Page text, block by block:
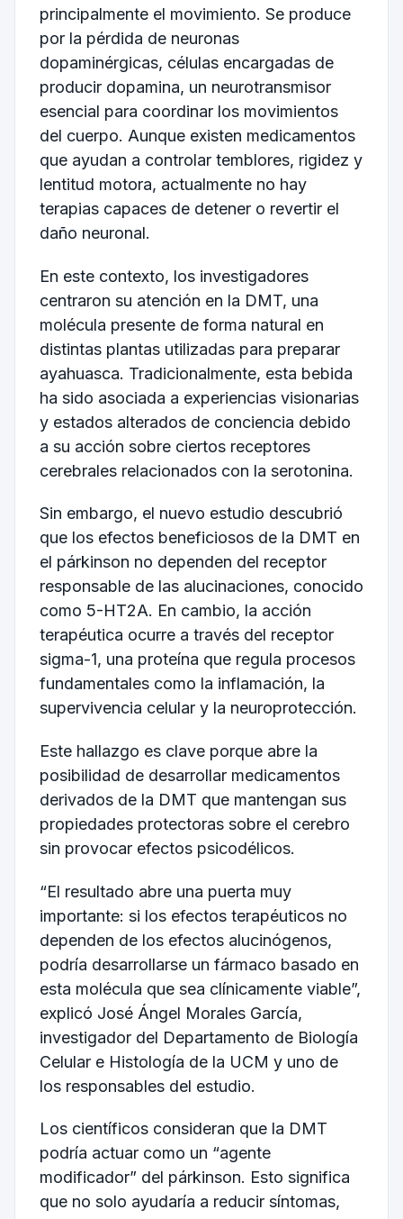
principalmente el movimiento. Se produce
por la pérdida de neuronas
dopaminérgicas, células encargadas de
producir dopamina, un neurotransmisor
esencial para coordinar los movimientos
del cuerpo. Aunque existen medicamentos
que ayudan a controlar temblores, rigidez y
lentitud motora, actualmente no hay
terapias capaces de detener o revertir el
daño neuronal.
En este contexto, los investigadores
centraron su atención en la DMT, una
molécula presente de forma natural en
distintas plantas utilizadas para preparar
ayahuasca. Tradicionalmente, esta bebida
ha sido asociada a experiencias visionarias
y estados alterados de conciencia debido
a su acción sobre ciertos receptores
cerebrales relacionados con la serotonina.
Sin embargo, el nuevo estudio descubrió
que los efectos beneficiosos de la DMT en
el párkinson no dependen del receptor
responsable de las alucinaciones, conocido
como 5-HT2A. En cambio, la acción
terapéutica ocurre a través del receptor
sigma-1, una proteína que regula procesos
fundamentales como la inflamación, la
supervivencia celular y la neuroprotección.
Este hallazgo es clave porque abre la
posibilidad de desarrollar medicamentos
derivados de la DMT que mantengan sus
propiedades protectoras sobre el cerebro
sin provocar efectos psicodélicos.
“El resultado abre una puerta muy
importante: si los efectos terapéuticos no
dependen de los efectos alucinógenos,
podría desarrollarse un fármaco basado en
esta molécula que sea clínicamente viable”,
explicó José Ángel Morales García,
investigador del Departamento de Biología
Celular e Histología de la UCM y uno de
los responsables del estudio.
Los científicos consideran que la DMT
podría actuar como un “agente
modificador” del párkinson. Esto significa
que no solo ayudaría a reducir síntomas,